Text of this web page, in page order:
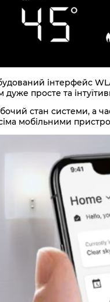
інтерфейс
просте та
стан системи, а
мобільними